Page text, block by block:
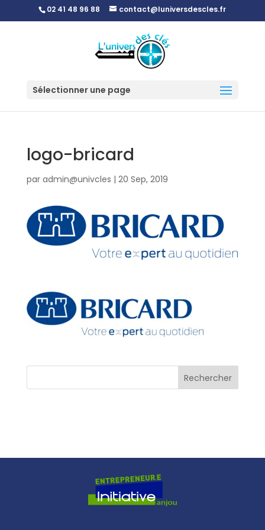
02 41 48 96 88 contact@luniversdescles.fr
Sélectionner une page
logo-bricard
par admin@univcles | 20 Sep, 2019